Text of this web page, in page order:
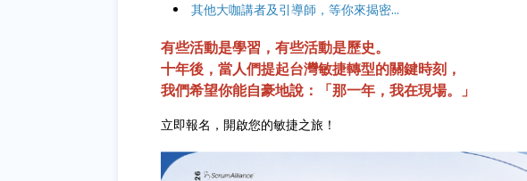
其他大咖講者及引導師，等你來揭密...
有些活動是學習，有些活動是歷史。
十年後，當人們提起台灣敏捷轉型的關鍵時刻，
我們希望你能自豪地說：「那一年，我在現場。」
立即報名，開啟您的敏捷之旅！